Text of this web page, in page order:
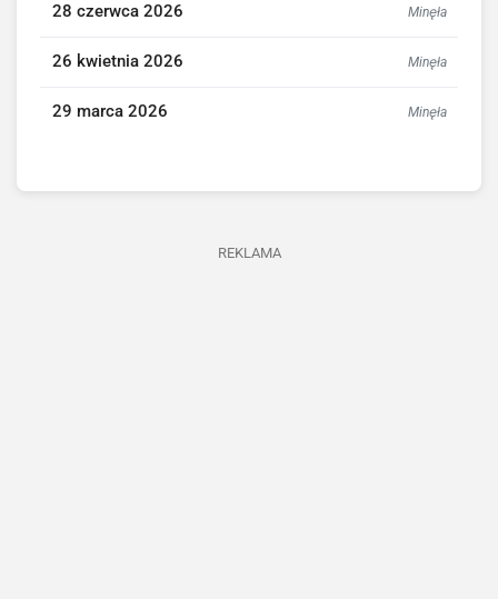
28 czerwca 2026 Minęła
26 kwietnia 2026 Minęła
29 marca 2026 Minęła
REKLAMA